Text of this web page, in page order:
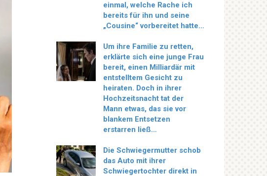
einmal, welche Rache ich
bereits für ihn und seine
„Cousine“ vorbereitet hatte…
Um ihre Familie zu retten,
erklärte sich eine junge Frau
bereit, einen Milliardär mit
entstelltem Gesicht zu
heiraten. Doch in ihrer
Hochzeitsnacht tat der
Mann etwas, das sie vor
blankem Entsetzen
erstarren ließ…
Die Schwiegermutter schob
das Auto mit ihrer
Schwiegertochter direkt in